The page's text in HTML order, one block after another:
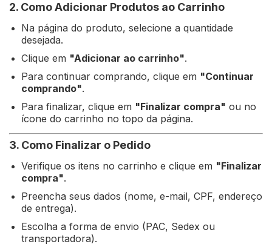
2. Como Adicionar Produtos ao Carrinho
Na página do produto, selecione a quantidade
desejada.
Clique em "Adicionar ao carrinho".
Para continuar comprando, clique em "Continuar
comprando".
Para finalizar, clique em "Finalizar compra" ou no
ícone do carrinho no topo da página.
3. Como Finalizar o Pedido
Verifique os itens no carrinho e clique em "Finalizar
compra".
Preencha seus dados (nome, e-mail, CPF, endereço
de entrega).
Escolha a forma de envio (PAC, Sedex ou
transportadora).